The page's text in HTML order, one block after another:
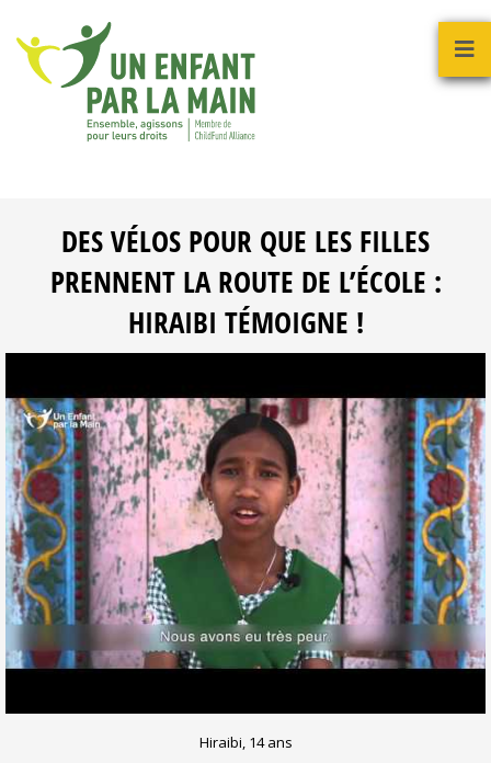
DES VÉLOS POUR QUE LES FILLES
PRENNENT LA ROUTE DE L’ÉCOLE :
HIRAIBI TÉMOIGNE !
Hiraibi, 14 ans